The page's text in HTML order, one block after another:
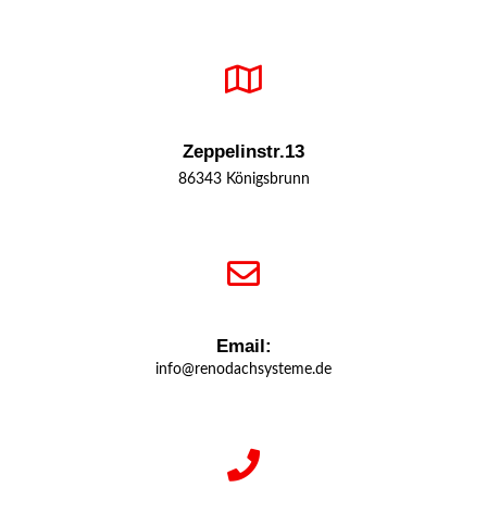
Zeppelinstr.13
86343 Königsbrunn
Email:
info@renodachsysteme.de